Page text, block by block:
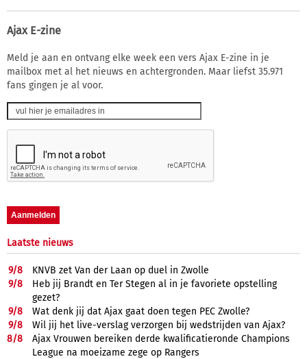
Ajax E-zine
Meld je aan en ontvang elke week een vers Ajax E-zine in je
mailbox met al het nieuws en achtergronden. Maar liefst 35.971
fans gingen je al voor.
Laatste nieuws
9/8
KNVB zet Van der Laan op duel in Zwolle
9/8
Heb jij Brandt en Ter Stegen al in je favoriete opstelling
gezet?
9/8
Wat denk jij dat Ajax gaat doen tegen PEC Zwolle?
9/8
Wil jij het live-verslag verzorgen bij wedstrijden van Ajax?
8/8
Ajax Vrouwen bereiken derde kwalificatieronde Champions
League na moeizame zege op Rangers